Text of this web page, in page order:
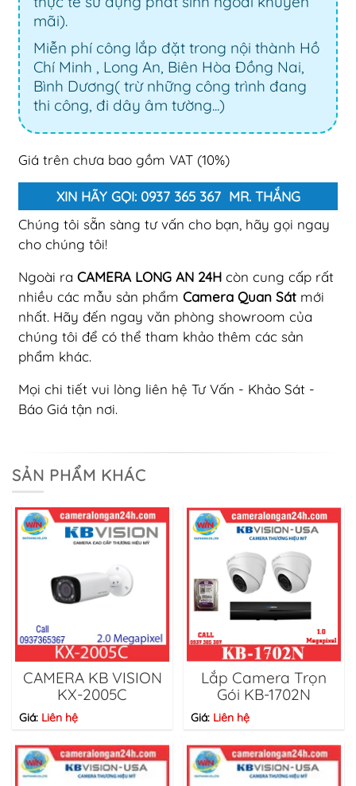
mãi).
Miễn phí công lắp đặt trong nội thành Hồ
Chí Minh , Long An, Biên Hòa Đồng Nai,
Bình Dương( trừ những công trình đang
thi công, đi dây âm tường...)
Giá trên chưa bao gồm VAT (10%)
XIN HÃY GỌI: 0937 365 367 MR. THẮNG
Chúng tôi sẵn sàng tư vấn cho bạn, hãy gọi ngay
cho chúng tôi!
Ngoài ra CAMERA LONG AN 24H còn cung cấp rất
nhiều các mẫu sản phẩm Camera Quan Sát mới
nhất. Hãy đến ngay văn phòng showroom của
chúng tôi để có thể tham khảo thêm các sản
phẩm khác.
Mọi chi tiết vui lòng liên hệ Tư Vấn - Khảo Sát -
Báo Giá tận nơi.
SẢN PHẨM KHÁC
CAMERA KB VISION
KX-2005C
Giá: Liên hệ
Lắp Camera Trọn
Gói KB-1702N
Giá: Liên hệ